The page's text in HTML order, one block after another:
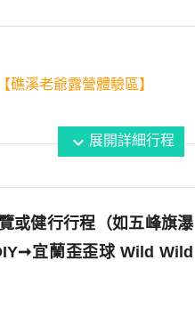
【礁溪老爺露營體驗區】
expand_more展開詳細行程
或健行行程（如五峰旗瀑
宜蘭歪歪球 Wild Wild